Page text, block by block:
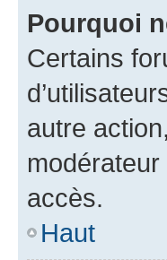
Pourquoi
Certains
autre
accès.
Haut